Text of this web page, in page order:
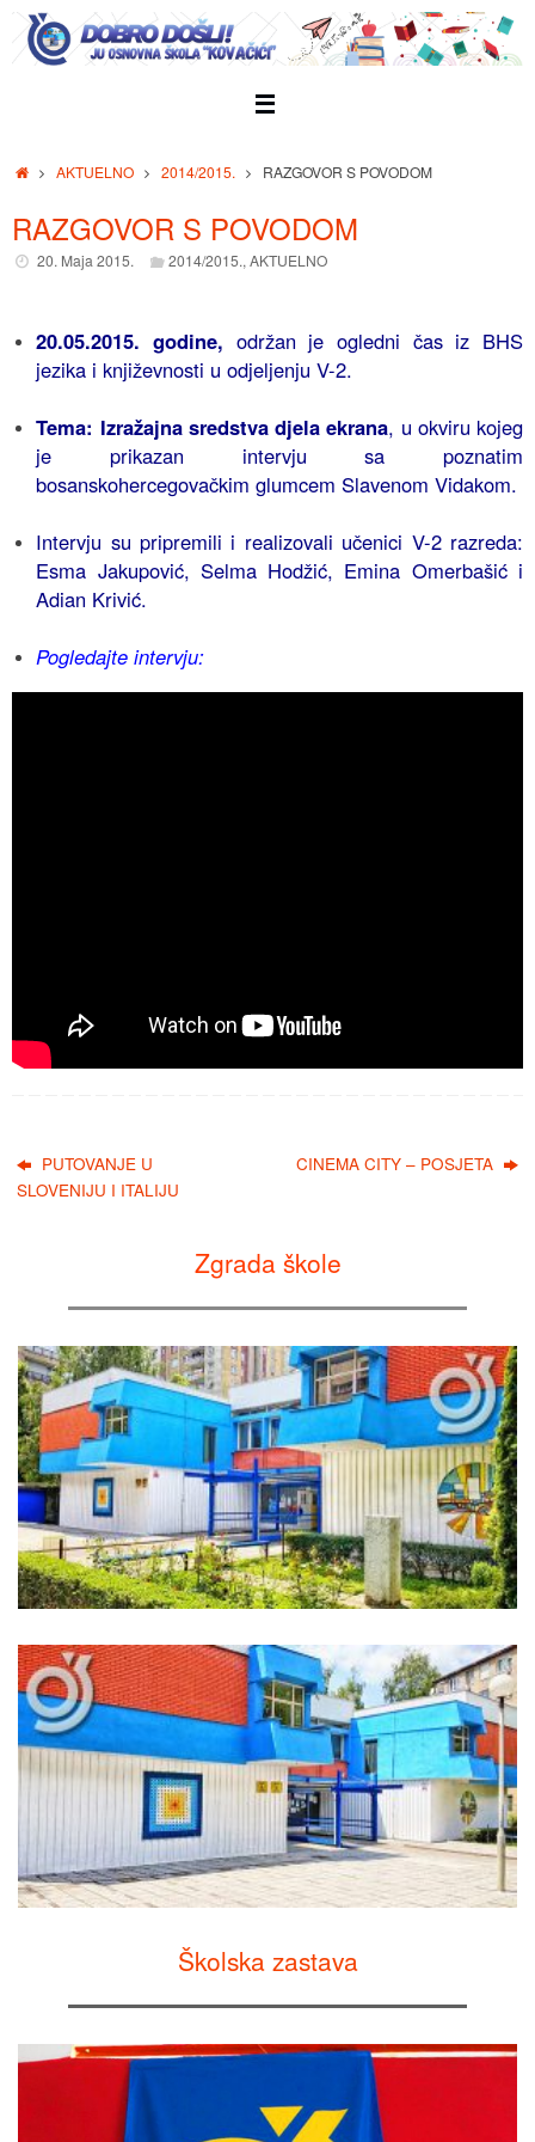
Skip
content
HomeAKTUELNO 2014/2015. RAZGOVOR S POVODOM
RAZGOVOR S POVODOM
20. Maja 2015. 2014/2015.,AKTUELNO
20.05.2015. godine, održan je ogledni čas iz BHS
jezika i književnosti u odjeljenju V-2.
Tema: Izražajna sredstva djela ekrana, u okviru kojeg
je prikazan intervju sa poznatim
bosanskohercegovačkim glumcem Slavenom Vidakom.
Intervju su pripremili i realizovali učenici V-2 razreda:
Esma Jakupović, Selma Hodžić, Emina Omerbašić i
Adian Krivić.
Pogledajte intervju:
PUTOVANJE U
SLOVENIJU I ITALIJU
CINEMA CITY – POSJETA
Zgrada škole
Školska zastava